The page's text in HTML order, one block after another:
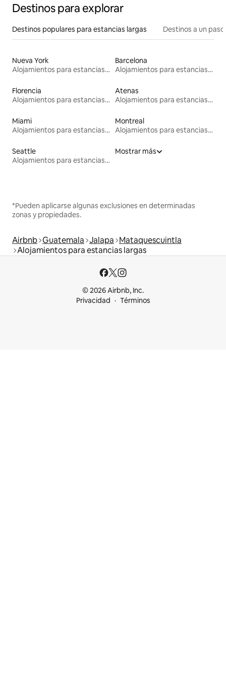
Destinos para explorar
Destinos populares para estancias largas Destinos a un
Nueva York
Alojamientos para estancias largas
Barcelona
Alojamientos para estancias largas
Florencia
Alojamientos para estancias largas
Atenas
Alojamientos para estancias largas
Miami
Alojamientos para estancias largas
Montreal
Alojamientos para estancias largas
Seattle
Alojamientos para estancias largas
Mostrar más
*Pueden aplicarse algunas exclusiones en determinadas
zonas y propiedades.
Airbnb Guatemala Jalapa Mataquescuintla
Alojamientos para estancias largas
© 2026 Airbnb, Inc.
Privacidad
Términos